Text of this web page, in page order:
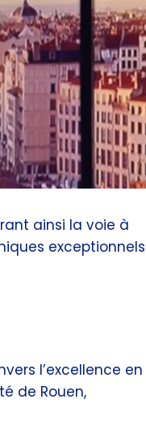
ainsi la voie à
exceptionnels
l’excellence en
de Rouen,